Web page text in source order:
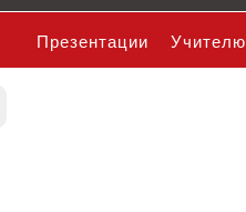
Учителю
Презентации